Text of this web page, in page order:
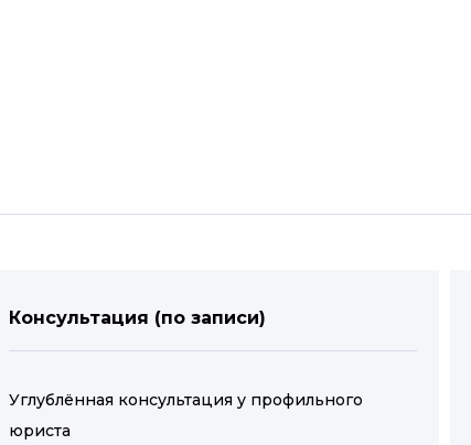
Консультация (по записи)
Углублённая консультация у профильного
юриста